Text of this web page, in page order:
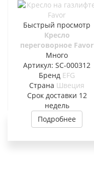
Быстрый просмотр
Кресло
переговорное Favor
Много
Артикул: SC-000312
Бренд EFG
Страна Швеция
Cрок доставки 12
недель
Подробнее